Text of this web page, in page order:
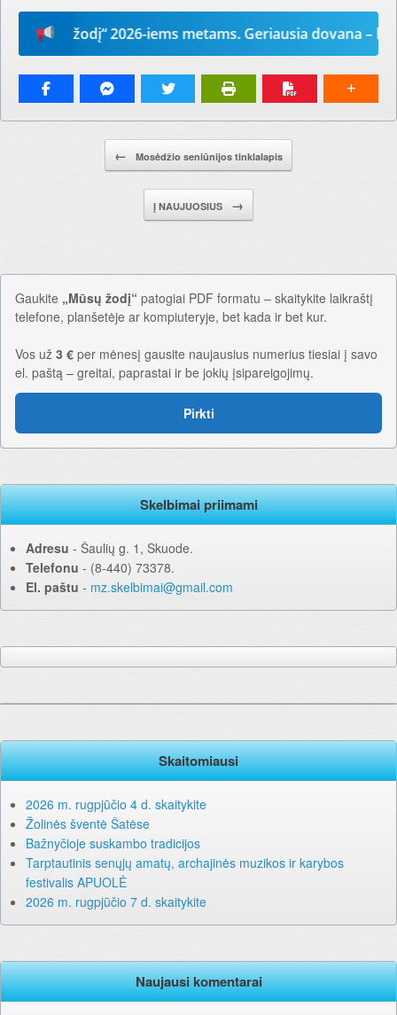
žodį“ 2026-iems metams. Geriausia dovana –
← Mosėdžio seniūnijos tinklalapis
Į NAUJUOSIUS →
Gaukite „Mūsų žodį“ patogiai PDF formatu – skaitykite laikraštį
telefone, planšetėje ar kompiuteryje, bet kada ir bet kur.
Vos už 3 € per mėnesį gausite naujausius numerius tiesiai į savo
el. paštą – greitai, paprastai ir be jokių įsipareigojimų.
Pirkti
Skelbimai priimami
Adresu ‐ Šaulių g. 1, Skuode.
Telefonu ‐ (8-440) 73378.
El. paštu ‐ mz.skelbimai@gmail.com
Skaitomiausi
2026 m. rugpjūčio 4 d. skaitykite
Žolinės šventė Šatėse
Bažnyčioje suskambo tradicijos
Tarptautinis senųjų amatų, archajinės muzikos ir karybos
festivalis APUOLĖ
2026 m. rugpjūčio 7 d. skaitykite
Naujausi komentarai